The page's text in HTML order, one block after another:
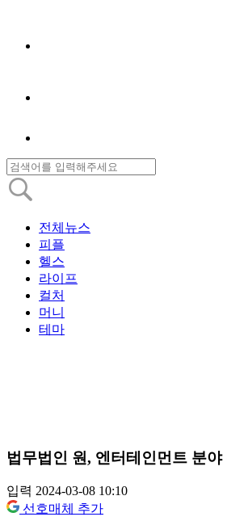
전체뉴스
피플
헬스
라이프
컬처
머니
테마
법무법인 원, 엔터테인먼트 분
입력 2024-03-08 10:10
선호매체 추가